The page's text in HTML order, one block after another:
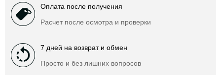
Оплата после получения
Расчет после осмотра и проверки
7 дней на возврат и обмен
Просто и без лишних вопросов